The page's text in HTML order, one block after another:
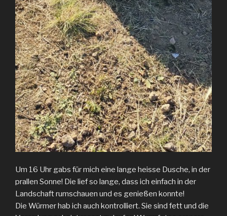
Um 16 Uhr gabs für mich eine lange heisse Dusche, in der
prallen Sonne! Die lief so lange, dass ich einfach in der
Landschaft rumschauen und es genießen konnte!
Die Würmer hab ich auch kontrolliert. Sie sind fett und die